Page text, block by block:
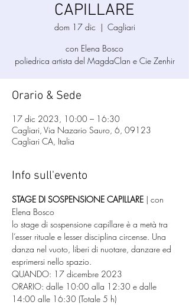
CAPILLARE
dom 17 dic
  |
Cagliari
con Elena Bosco
poliedrica artista del MagdaClan e Cie Zenhir
Orario & Sede
17 dic 2023, 10:00 – 16:30
Cagliari, Via Nazario Sauro, 6, 09123
Cagliari CA, Italia
Info sull'evento
STAGE DI SOSPENSIONE CAPILLARE | con
Elena Bosco
lo stage di sospensione capillare è a metà tra
l’esser rituale e lesser disciplina circense. Una
danza nel vuoto, liberi di nuotare, danzare ed
esprimersi nello spazio.
QUANDO: 17 dicembre 2023
ORARIO: dalle 10:00 alla 12:30 e dalle
14:00 alle 16:30 (Totale 5 h)